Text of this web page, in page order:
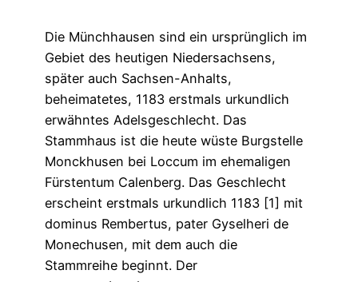
Die Münchhausen sind ein ursprünglich im
Gebiet des heutigen Niedersachsens,
später auch Sachsen-Anhalts,
beheimatetes, 1183 erstmals urkundlich
erwähntes Adelsgeschlecht. Das
Stammhaus ist die heute wüste Burgstelle
Monckhusen bei Loccum im ehemaligen
Fürstentum Calenberg. Das Geschlecht
erscheint erstmals urkundlich 1183 [1] mit
dominus Rembertus, pater Gyselheri de
Monechusen, mit dem auch die
Stammreihe beginnt. Der